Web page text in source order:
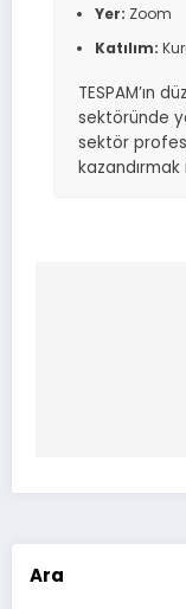
Yer: Zoom
Katılım:
TESPAM’ın
sektöründe
sektör
Ara